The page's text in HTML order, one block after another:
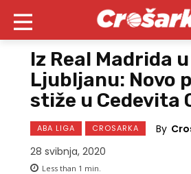
Iz Real Madrida u
Ljubljanu: Novo
stiže u Cedevita
ABA LIGA CROSARKA By
28 svibnja, 2020
Less than 1 min.